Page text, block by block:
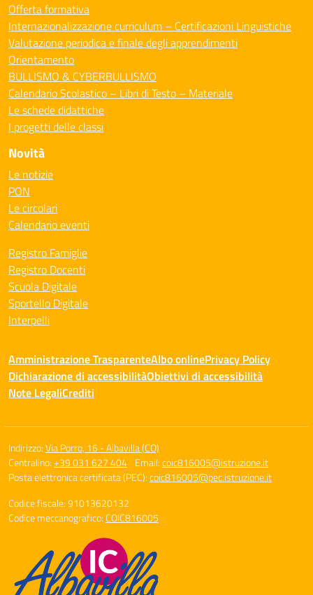
Offerta formativa
Internazionalizzazione curriculum – Certificazioni Linguistiche
Valutazione periodica e finale degli apprendimenti
Orientamento
BULLISMO & CYBERBULLISMO
Calendario Scolastico – Libri di Testo – Materiale
Le schede didattiche
I progetti delle classi
Novità
Le notizie
PON
Le circolari
Calendario eventi
Registro Famiglie
Registro Docenti
Scuola Digitale
Sportello Digitale
Interpelli
Amministrazione TrasparenteAlbo onlinePrivacy Policy
Dichiarazione di accessibilitàObiettivi di accessibilità
Note LegaliCrediti
Indirizzo:Via Porro, 16 - Albavilla (CO)
Centralino:+39 031 627 404 Email:coic816005@istruzione.it
Posta elettronica certificata (PEC):coic816005@pec.istruzione.it
Codice fiscale: 91013620132
Codice meccanografico:COIC816005